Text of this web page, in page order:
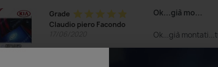
Grade star star star star star
Claudio piero Facondo
Ok...già mo...
Ok...già